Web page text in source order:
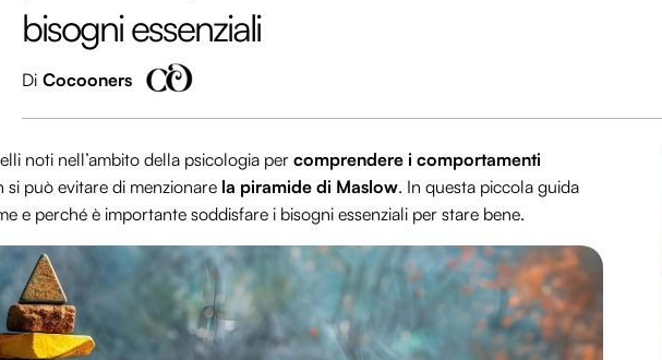
bisogni essenziali
Di Cocooners
noti nell’ambito della psicologia per comprendere i comportamenti
si può evitare di menzionare la piramide di Maslow. In questa piccola guida
e perché è importante soddisfare i bisogni essenziali per stare bene.